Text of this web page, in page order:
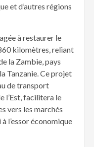
et d’autres régions
à restaurer le
kilomètres, reliant
la Zambie, pays
Tanzanie. Ce projet
de transport
l’Est, facilitera le
vers les marchés
l’essor économique